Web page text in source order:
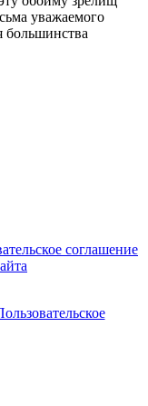
уважаемого
большинства
соглашение